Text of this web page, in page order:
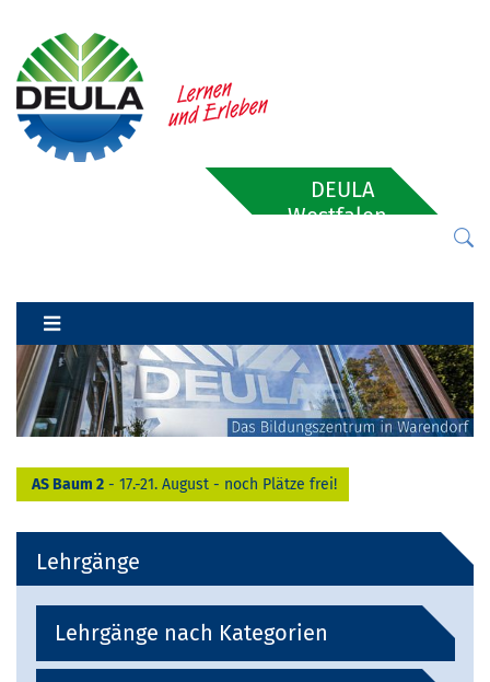
DEULA
Westfalen-
AS Baum 2 - 17.-21. August - noch Plätze frei!
Lehrgänge
Lehrgänge nach Kategorien